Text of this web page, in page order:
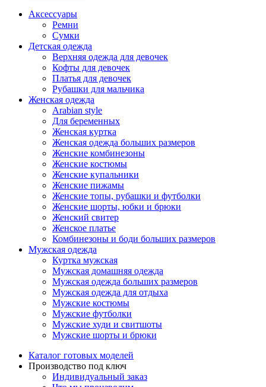
Аксессуары
Ремни
Сумки
Детская одежда
Верхняя одежда для девочек
Кофты для девочек
Платья для девочек
Рубашки для мальчика
Женская одежда
Arabian style
Для беременных
Женская куртка
Женская одежда больших размеров
Женские комбинезоны
Женские костюмы
Женские купальники
Женские пижамы
Женские топы, рубашки и футболки
Женские шорты, юбки и брюки
Женский свитер
Женское платье
Комбинезоны и боди больших размеров
Мужская одежда
Куртка мужская
Мужская домашняя одежда
Мужская одежда больших размеров
Мужская одежда для отдыха
Мужские костюмы
Мужские футболки
Мужские худи и свитшоты
Мужские шорты и брюки
Каталог готовых моделей
Производство под ключ
Индивидуальный заказ